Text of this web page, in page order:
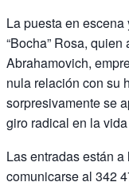
La puesta en
“Bocha” Rosa,
Abrahamovich,
nula relación con su
sorpresivamente se
giro radical en la
Las entradas están
comunicarse al 342